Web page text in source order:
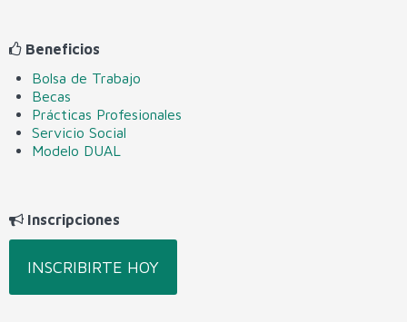
Beneficios
Bolsa de Trabajo
Becas
Prácticas Profesionales
Servicio Social
Modelo DUAL
Inscripciones
INSCRIBIRTE HOY